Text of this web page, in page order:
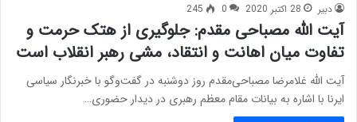
دبیر 28 اکتبر 2020 0
245
آیت الله مصباحی مقدم: جلوگیری از هتک حرمت و
تفاوت میان اهانت و انتقاد، مشی رهبر انقلاب است
آیت الله غلامرضا مصباحی‌مقدم روز دوشنبه در گفت‌وگو با خبرنگار سیاسی
ایرنا با اشاره به بیانات مقام معظم رهبری در دیدار حضوری…